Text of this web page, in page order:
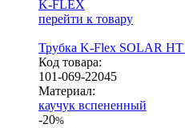
K-FLEX
перейти к товару
Трубка K-Flex SOLAR
Код товара:
101-069-22045
Ма­­те­­ри­­ал:
каучук вспененный
-20%